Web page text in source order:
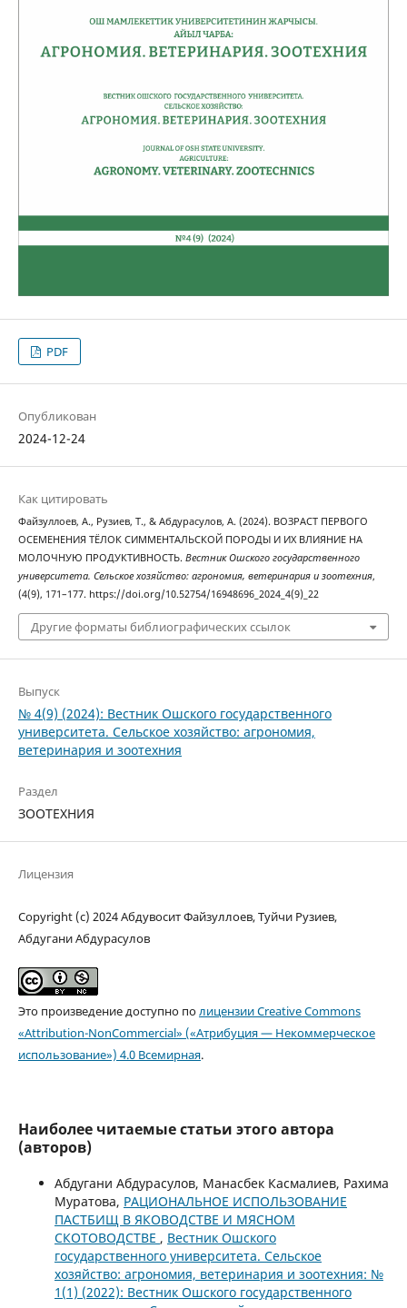
PDF
Опубликован
2024-12-24
Как цитировать
Файзуллоев, А., Рузиев, Т., & Абдурасулов, А. (2024). ВОЗРАСТ ПЕРВОГО
ОСЕМЕНЕНИЯ ТЁЛОК СИММЕНТАЛЬСКОЙ ПОРОДЫ И ИХ ВЛИЯНИЕ НА
МОЛОЧНУЮ ПРОДУКТИВНОСТЬ. Вестник Ошского государственного
университета. Сельское хозяйство: агрономия, ветеринария и зоотехния,
(4(9), 171–177. https://doi.org/10.52754/16948696_2024_4(9)_22
Другие форматы библиографических ссылок
Выпуск
№ 4(9) (2024): Вестник Ошского государственного
университета. Сельское хозяйство: агрономия,
ветеринария и зоотехния
Раздел
ЗООТЕХНИЯ
Лицензия
Copyright (c) 2024 Абдувосит Файзуллоев, Туйчи Рузиев,
Абдугани Абдурасулов
Это произведение доступно полицензии Creative Commons
«Attribution-NonCommercial» («Атрибуция — Некоммерческое
использование») 4.0 Всемирная.
Наиболее читаемые статьи этого автора
(авторов)
Абдугани Абдурасулов, Манасбек Касмалиев, Рахима
Муратова, РАЦИОНАЛЬНОЕ ИСПОЛЬЗОВАНИЕ
ПАСТБИЩ В ЯКОВОДСТВЕ И МЯСНОМ
СКОТОВОДСТВЕ , Вестник Ошского
государственного университета. Сельское
хозяйство: агрономия, ветеринария и зоотехния: №
1(1) (2022): Вестник Ошского государственного